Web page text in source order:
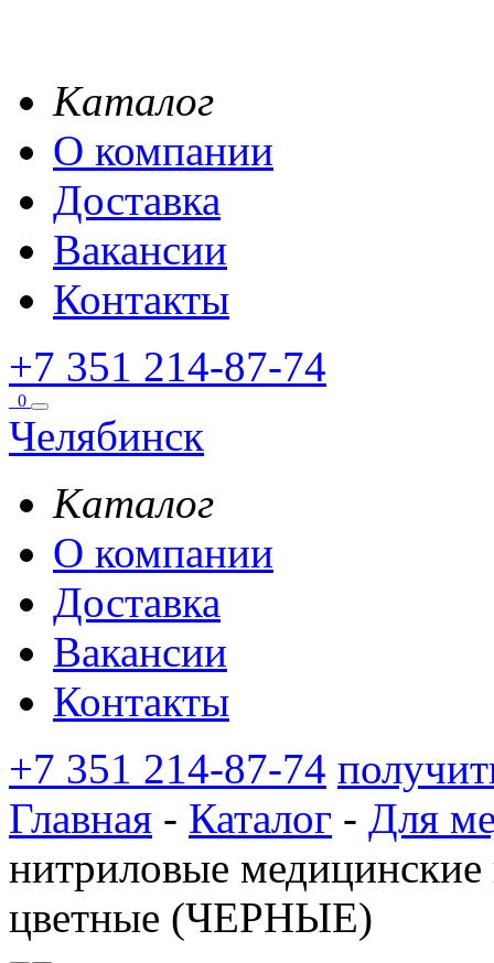
Каталог
О компании
Доставка
Вакансии
Контакты
+7 351 214-87-74
0
Челябинск
Каталог
О компании
Доставка
Вакансии
Контакты
+7 351 214-87-74
Главная - Каталог - Для
нитриловые
цветные (ЧЕРНЫЕ)